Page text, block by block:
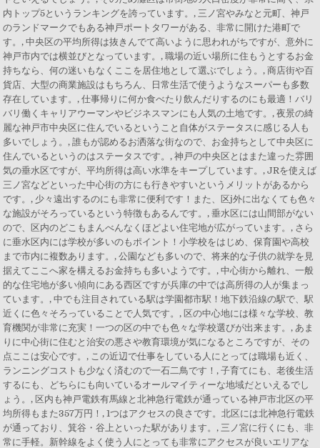
内トップ5というランキングを誇っています。, 三ノ宮やみなと元町、神戸
のランドマークでもある神戸ポートタワーがある、非常に開けた港町で
す。, 中央区の平均所得は抜きんでて高いように思われがちですが、意外に
神戸市内では横並びとなっています。, 職場の近い場所に住もうとするお金
持ちなら、何の迷いもなくここを居住地として選ぶでしょう。, 商店街や百
貨店、大型の商業施設はもちろん、日常生活で使うようなスーパーも多数
存在しています。, 仕事帰りに何か食べたり飲んだりするのにも最適！バリ
バリ働くキャリアウーマンやビジネスマンにも人気の土地です。, 夜景の綺
麗な神戸市中央区に住んでいるということ自体がステータスに感じる人も
多いでしょう。, 誰もが認めるお洒落な街なので、お金持ちとして中央区に
住んでいるというのはステータスです。, 神戸の中央区とはまた違った雰囲
気の垂水区ですが、平均所得は高い水準をキープしています。, JRを使えば
三ノ宮などといった中心街の方にも行きやすいというメリットがあるから
です。, 少々遠出するのにも非常に便利です！また、区j外に出なくても色々
な施設がそろっているという特徴もあるんです。, 垂水区には山間部がない
ので、区内のどこもまんべんなくほどよい住宅地が広がっています。, さら
に垂水区内には学校が多いのもポイント！小学校をはじめ、保育園や高校
まで市内に複数あります。, 公園なども多いので、将来的な子供の就学を見
据えてここへ家を構えるお金持ちも多いようです。, 中心街から離れ、一般
的な住宅地が多い傾向にある西区ですが兵庫の中では高所得の人が集まっ
ています。, 中でも注目されている駅は学園都市駅！地下鉄沿線の駅で、駅
近くに色々そろっていることで人気です。, 区の中心地には様々な学校、教
育機関が非常に充実！一つの区の中でも色々な学校選びが出来ます。, あま
りに中心街に住むと治安の悪さや教育環境が気になるところですが、その
点ここは安心です。, この近辺で仕事をしている人にとっては職場も近く、
ランニングコストも少なく済むので一石二鳥です！, 子育てにも、老後生活
するにも、どちらにも向いているオールマイティーな地域だといえるでし
ょう。, 区内も神戸電鉄有馬線と北神急行電鉄が通っている神戸市北区の平
均所得もまた357万円！, 1つはアクセスの良さです。北区には北神急行電鉄
が通っており、箕谷・谷上といった駅があります。, 三ノ宮に行くにも、非
常に手軽。新幹線をよく使う人にとっても非常にアクセスが良いエリアな